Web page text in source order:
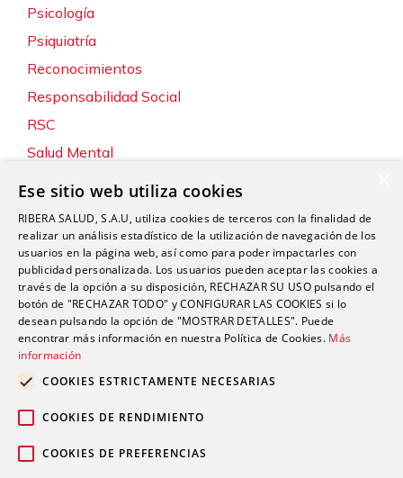
Psicología
Psiquiatría
Reconocimientos
Responsabilidad Social
RSC
Salud Mental
Sostenibilidad y Medio Ambiente
Tecnología
Traumatología y Cirugía Ortopédica
Unidad de Tráfico
Urgencias
Urología
Ese sitio web utiliza cookies
RIBERA SALUD, S.A.U, utiliza cookies de terceros con la finalidad de
realizar un análisis estadístico de la utilización de navegación de los
usuarios en la página web, así como para poder impactarles con
publicidad personalizada. Los usuarios pueden aceptar las cookies a
través de la opción a su disposición, RECHAZAR SU USO pulsando el
botón de "RECHAZAR TODO" y CONFIGURAR LAS COOKIES si lo
desean pulsando la opción de "MOSTRAR DETALLES". Puede
encontrar más información en nuestra Política de Cookies. Más
información
COOKIES ESTRICTAMENTE NECESARIAS
COOKIES DE RENDIMIENTO
COOKIES DE PREFERENCIAS